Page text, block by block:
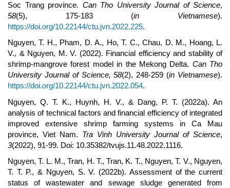
Soc Trang province. Can Tho University Journal of Science,
58(5), 175-183 (in Vietnamese).
https://doi.org/10.22144/ctu.jvn.2022.225.
Nguyen, T. H., Pham, D. A., Ho, T. C., Chau, D. M., Hoang, L.
V., & Nguyen, M. V. (2022). Financial efficiency and stability of
shrimp-mangrove forest model in the Mekong Delta. Can Tho
University Journal of Science, 58(2), 248-259 (in Vietnamese).
https://doi.org/10.22144/ctu.jvn.2022.054.
Nguyen, Q. T. K., Huynh, H. V., & Dang, P. T. (2022a). An
analysis of technical factors and financial efficiency of integrated
improved extensive shrimp farming systems in Ca Mau
province, Viet Nam. Tra Vinh University Journal of Science,
3(2022), 91-99. Doi: 10.35382/tvujs.11.48.2022.1116.
Nguyen, T. L. M., Tran, H. T., Tran, K. T., Nguyen, T. V., Nguyen,
T. T. P., & Nguyen, S. V. (2022b). Assessment of the current
status of wastewater and sewage sludge generated from